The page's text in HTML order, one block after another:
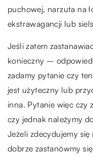
puchowej, narzuta na
ekstrawagancji lub
Jeśli zatem
konieczny –
zadamy pytanie czy
jest użyteczny lub
inna. Pytanie więc czy
czy jednak należymy
Jeżeli zdecydujemy
dobrze zastanówmy